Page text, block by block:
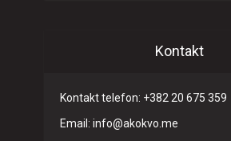
Kontakt
Kontakt telefon: +382 20 675 359
Email: info@akokvo.me